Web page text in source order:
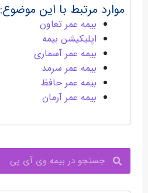
موارد مرتبط با این موضوع:
بیمه عمر تعاون
اپلیکیشن بیمه
بیمه عمر آسماری
بیمه عمر سرمد
بیمه عمر حافظ
بیمه عمر آرمان
جستجو